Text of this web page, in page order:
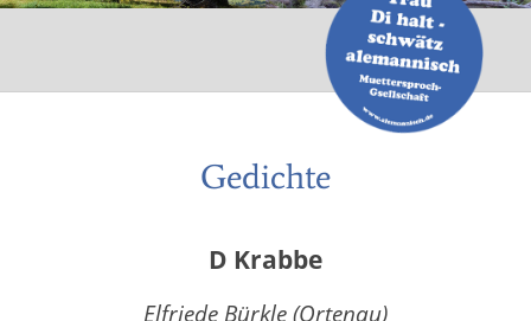
Gedichte
D Krabbe
Elfriede Bürkle (Ortenau)